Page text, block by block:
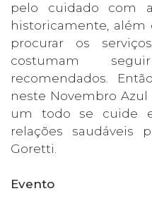
pelo cuidado com
historicamente,
procurar os
costumam
recomendados.
neste Novembro
um todo se cuide
relações saudáveis
Goretti.
Evento